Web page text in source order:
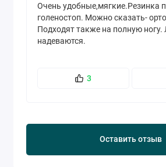
Очень удобные,мягкие.Резинка
голеностоп. Можно сказать-
Подходят также на полную ногу.
надеваются.
3
Оставить отзыв